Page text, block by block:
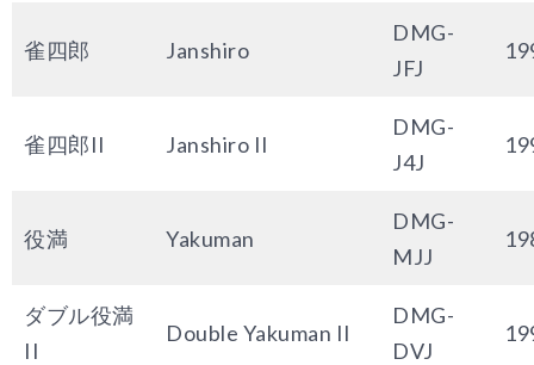
雀四郎 Janshiro
DMG-
JFJ
雀四郎II Janshiro II
DMG-
J4J
役満 Yakuman
DMG-
MJJ
ダブル役満
II
Double Yakuman II
DMG-
DVJ